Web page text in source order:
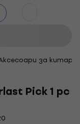
за китара
Pick 1 pc